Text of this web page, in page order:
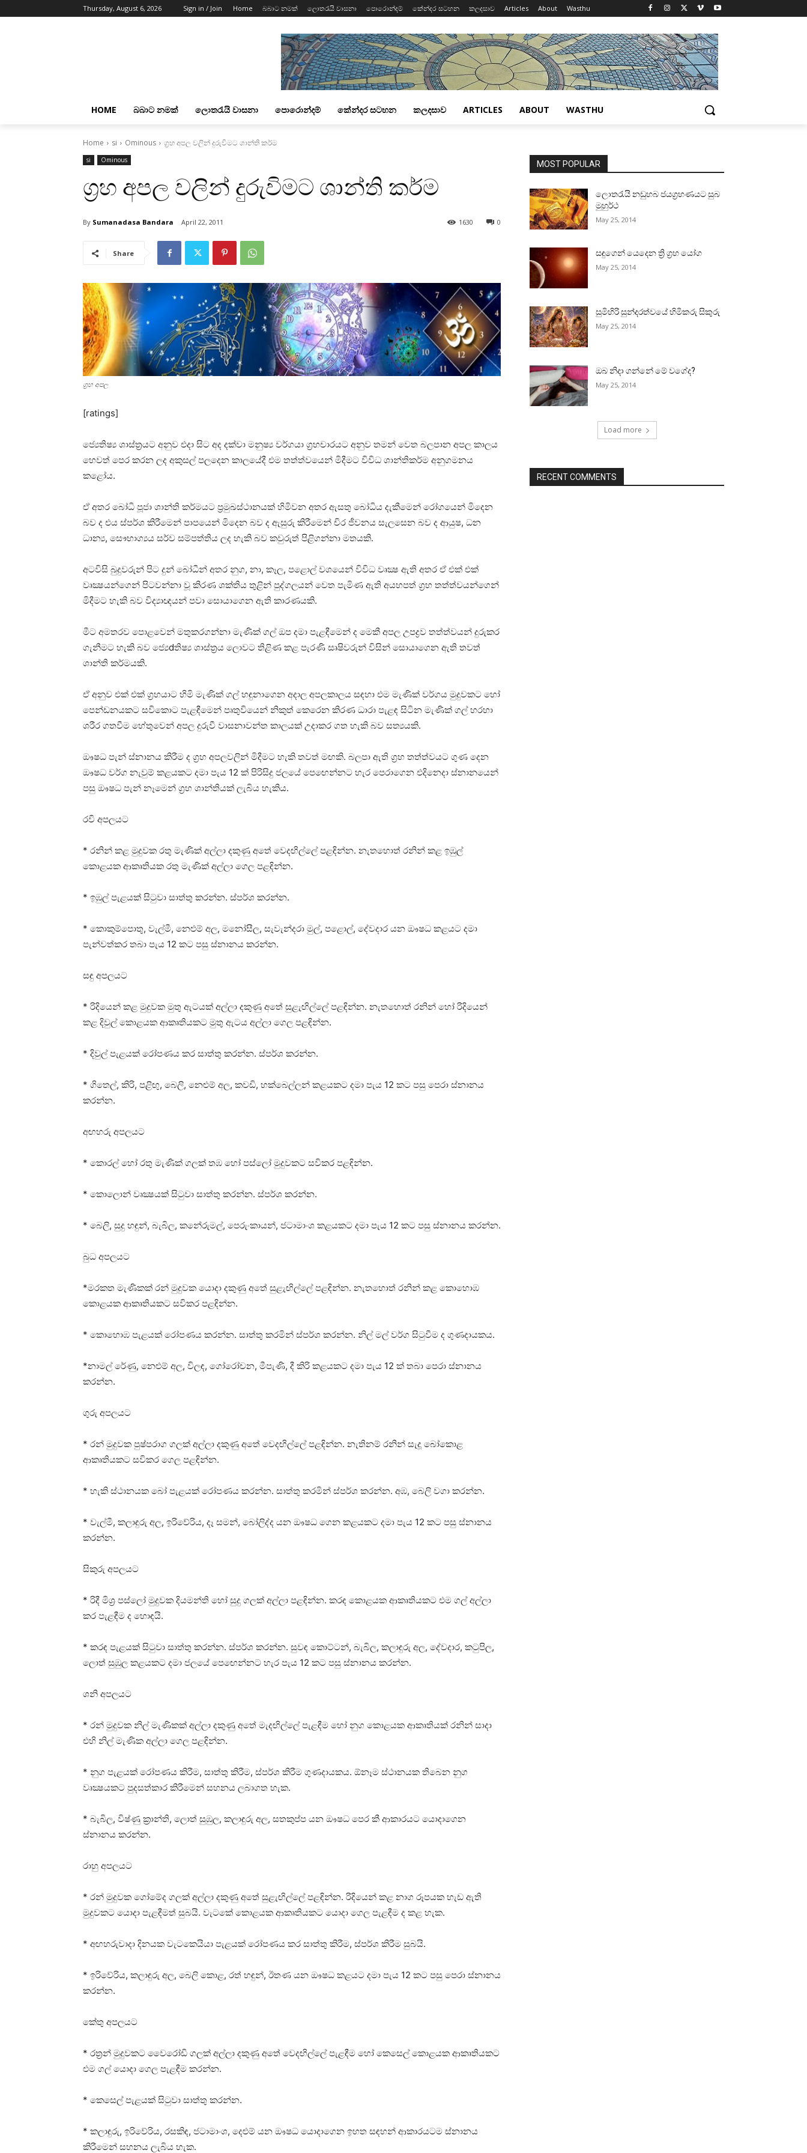
Thursday, August 6, 2026 Sign in / Join Home බබාට නමක් ලොතරැයි වාසනා පොරොන්දම් කේන්දර සටහන කලදසාව Articles About Wasthu
HOME බබාට නමක් ලොතරැයි වාසනා පොරොන්දම් කේන්දර සටහන කලදසාව ARTICLES ABOUT WASTHU
Home si Ominous ග්‍රහ අපල වලින් දුරුවිමට ශාන්ති කර්ම
si Ominous
ග්‍රහ අපල වලින් දුරුවිමට ශාන්ති කර්ම
By Sumanadasa Bandara April 22, 2011 0
1630
Share
ග්‍රහ අපල
[ratings]
ජ්‍යෙතිෂ්‍ය ශාස්‌ත්‍රයට අනුව එදා සිට අද දක්‌වා මනුෂ්‍ය වර්ගයා ග්‍රහචාරයට අනුව තමන් වෙත බලපාන අපල කාලය
හෙවත් පෙර කරන ලද අකුසල් පලදෙන කාලයේදී එම තත්ත්වයෙන් මිදීමට විවිධ ශාන්තිකර්ම අනුගමනය
කළෝය.
ඒ අතර බෝධි පූජා ශාන්ති කර්මයට ප්‍රමුඛස්‌ථානයක්‌ හිමිවන අතර ඇසතු බෝධිය දැකීමෙන් රෝගයෙන් මිදෙන
බව ද එය ස්‌පර්ශ කිරීමෙන් පාපයෙන් මිදෙන බව ද ඇසුරු කිරීමෙන් චිර ජීවනය සැලසෙන බව ද ආයුෂ, ධන
ධාන්‍ය, සෞභාග්‍යය සර්ව සම්පත්තිය ලද හැකි බව කවුරුත් පිළිගන්නා මතයකි.
අටවිසි බුදුවරුන් පිට දුන් බෝධීන් අතර නුග, නා, කෑල, පළොල් වශයෙන් විවිධ වෘක්‍ෂ ඇති අතර ඒ එක්‌ එක්‌
වෘක්‍ෂයන්ගෙන් පිටවන්නා වූ කිරණ ශක්‌තිය තුළින් පුද්ගලයන් වෙත පැමිණ ඇති අයහපත් ග්‍රහ තත්ත්වයන්ගෙන්
මිදීමට හැකි බව විද්‍යාඥයන් පවා සොයාගෙන ඇති කාරණයකි.
මීට අමතරව පොළවෙන් මතුකරගන්නා මැණික්‌ ගල් ඔප දමා පැළඳීමෙන් ද මෙකී අපල උපද්‍රව තත්ත්වයන් දුරුකර
ගැනීමට හැකි බව ජ්‍යෙdතිෂ්‍ය ශාස්‌ත්‍රය ලොවට තිළිණ කළ පැරණි සෘෂිවරුන් විසින් සොයාගෙන ඇති තවත්
ශාන්ති කර්මයකි.
ඒ අනුව එක්‌ එක්‌ ග්‍රහයාට හිමි මැණික්‌ ගල් හඳුනාගෙන අදාල අපලකාලය සඳහා එම මැණික්‌ වර්ගය මුදුවකට හෝ
පෙන්ඩනයකට සවිකොට පැළඳීමෙන් පෘතුවියෙන් නිකුත් කෙරෙන කිරණ ධාරා පැළඳ සිටින මැණික්‌ ගල් හරහා
ශරීර ගතවීම හේතුවෙන් අපල දුරුවී වාසනාවන්ත කාලයක්‌ උදාකර ගත හැකි බව සත්‍යයකි.
ඖෂධ පැන් ස්‌නානය කිරීම ද ග්‍රහ අපලවලින් මිදීමට හැකි තවත් මඟකි. බලපා ඇති ග්‍රහ තත්ත්වයට ගුණ දෙන
ඖෂධ වර්ග නැවුම් කළයකට දමා පැය 12 ක්‌ පිරිසිදු ජලයේ පෙඟෙන්නට හැර පෙරාගෙන එදිනෙදා ස්‌නානයෙන්
පසු ඖෂධ පැන් නෑමෙන් ග්‍රහ ශාන්තියක්‌ ලැබිය හැකිය.
රවි අපලයට
* රනින් කළ මුදුවක රතු මැණික්‌ අල්ලා දකුණු අතේ වෙදඟිල්ලේ පළඳින්න. නැතහොත් රනින් කළ ඉඹුල්
කොළයක ආකෘතියක රතු මැණික්‌ අල්ලා ගෙල පළඳින්න.
* ඉඹුල් පැළයක්‌ සිටුවා සාත්තු කරන්න. ස්‌පර්ශ කරන්න.
* කොකුම්පොතු, වැල්මී, නෙළුම් අල, මනෝසීල, සැවැන්දරා මුල්, පළොල්, දේවදාර යන ඖෂධ කළයට දමා
පැන්වත්කර තබා පැය 12 කට පසු ස්‌නානය කරන්න.
සඳු අපලයට
* රිදියෙන් කළ මුදුවක මුතු ඇටයක්‌ අල්ලා දකුණු අතේ සුළැඟිල්ලේ පළඳින්න. නැතහොත් රනින් හෝ රිදියෙන්
කළ දිවුල් කොළයක ආකෘතියකට මුතු ඇටය අල්ලා ගෙල පළඳින්න.
* දිවුල් පැළයක්‌ රෝපණය කර සාත්තු කරන්න. ස්‌පර්ශ කරන්න.
* ගිතෙල්, කිරි, පළිඟු, බෙලි, නෙළුම් අල, කවඩි, හක්‌බෙල්ලන් කළයකට දමා පැය 12 කට පසු පෙරා ස්‌නානය
කරන්න.
අඟහරු අපලයට
* කොරල් හෝ රතු මැණික්‌ ගලක්‌ තඹ හෝ පස්‌ලෝ මුදුවකට සවිකර පළඳින්න.
* කොලොන් වෘක්‍ෂයක්‌ සිටුවා සාත්තු කරන්න. ස්‌පර්ශ කරන්න.
* බෙලි, සුදු හඳුන්, බැබිල, කනේරුමල්, පෙරුංකායන්, ජටාමාංශ කළයකට දමා පැය 12 කට පසු ස්‌නානය කරන්න.
බුධ අපලයට
*මරකත මැණිකක්‌ රන් මුදුවක යොදා දකුණු අතේ සුළැඟිල්ලේ පළඳින්න. නැතහොත් රනින් කළ කොහොඹ
කොළයක ආකෘතියකට සවිකර පළඳින්න.
* කොහොඹ පැළයක්‌ රෝපණය කරන්න. සාත්තු කරමින් ස්‌පර්ශ කරන්න. නිල් මල් වර්ග සිටුවීම ද ගුණදායකය.
*නාමල් රේණු, නෙළුම් අල, විලඳ, ගෝරෝචන, මීපැණි, දී කිරි කළයකට දමා පැය 12 ක්‌ තබා පෙරා ස්‌නානය
කරන්න.
ගුරු අපලයට
* රන් මුදුවක පුෂ්පරාග ගලක්‌ අල්ලා දකුණු අතේ වෙදඟිල්ලේ පළඳින්න. නැතිනම් රනින් සැදූ බෝකොළ
ආකෘතියකට සවිකර ගෙල පළඳින්න.
* හැකි ස්‌ථානයක බෝ පැළයක්‌ රෝපණය කරන්න. සාත්තු කරමින් ස්‌පර්ශ කරන්න. අඹ, බෙලි වගා කරන්න.
* වැල්මී, කලාඳුරු අල, ඉරිවේරිය, දෑ සමන්, බෝලිද්ද යන ඖෂධ ගෙන කළයකට දමා පැය 12 කට පසු ස්‌නානය
කරන්න.
සිකුරු අපලයට
* රිදී මිශ්‍ර පස්‌ලෝ මුදුවක දියමන්ති හෝ සුදු ගලක්‌ අල්ලා පළඳින්න. කරඳ කොළයක ආකෘතියකට එම ගල් අල්ලා
කර පැළඳීම ද හොඳයි.
* කරඳ පැළයක්‌ සිටුවා සාත්තු කරන්න. ස්‌පර්ශ කරන්න. සුවඳ කොට්‌ටන්, බැබිල, කලාඳුරු අල, දේවදාර, කටුපිල,
ලොත් සුඹුල කළයකට දමා ජලයේ පෙඟෙන්නට හැර පැය 12 කට පසු ස්‌නානය කරන්න.
ශනි අපලයට
* රන් මුදුවක නිල් මැණිකක්‌ අල්ලා දකුණු අතේ මැදඟිල්ලේ පැළඳීම හෝ නුග කොළයක ආකෘතියක්‌ රනින් සාදා
එහි නිල් මැණික අල්ලා ගෙල පළඳින්න.
* නුග පැළයක්‌ රෝපණය කිරීම, සාත්තු කිරීම, ස්‌පර්ශ කිරීම ගුණදායකය. ඕනෑම ස්‌ථානයක තිබෙන නුග
වෘක්‍ෂයකට පුදසත්කාර කිරීමෙන් සහනය ලබාගත හැක.
* බැබිල, විෂ්ණු ක්‍රාන්ති, ලොත් සුඹුල, කලාඳුරු අල, සතකුප්ප යන ඖෂධ පෙර කී ආකාරයට යොදාගෙන
ස්‌නානය කරන්න.
රාහු අපලයට
* රන් මුදුවක ගෝමේද ගලක්‌ අල්ලා දකුණු අතේ සුළැඟිල්ලේ පළඳින්න. රිදියෙන් කළ නාග රූපයක හැඩ ඇති
මුදුවකට යොදා පැළඳීමත් සුබයි. වැටකේ කොළයක ආකෘතියකට යොදා ගෙල පැළඳීම ද කළ හැක.
* අඟහරුවාදා දිනයක වැටකෙයියා පැළයක්‌ රෝපණය කර සාත්තු කිරීම, ස්‌පර්ශ කිරීම සුබයි.
* ඉරිවේරිය, කලාඳුරු අල, බෙලි කොළ, රත් හඳුන්, ඊතණ යන ඖෂධ කළයට දමා පැය 12 කට පසු පෙරා ස්‌නානය
කරන්න.
කේතු අපලයට
* රත්‍රන් මුදුවකට වෛරෝඩි ගලක්‌ අල්ලා දකුණු අතේ වෙදඟිල්ලේ පැළඳීම හෝ කෙසෙල් කොළයක ආකෘතියකට
එම ගල් යොදා ගෙල පැළඳීම කරන්න.
* කෙසෙල් පැළයක්‌ සිටුවා සාත්තු කරන්න.
* කලාඳුරු, ඉරිවේරිය, රසකිඳ, ජටාමාංශ, දෙළුම් යන ඖෂධ යොදාගෙන ඉහත සඳහන් ආකාරයටම ස්‌නානය
කිරීමෙන් සහනය ලැබිය හැක.
MOST POPULAR
ලොතරැයි නඩුහබ ජයග්‍රහණයට සුබ
මුහුර්ථ
May 25, 2014
සඳුගෙන් යෙදෙන ත්‍රි ග්‍රහ යෝග
May 25, 2014
සුමිහිරි සුන්දරත්වයේ හිමිකරු සිකුරු
May 25, 2014
ඔබ නිදා ගන්නේ මේ වගේද?
May 25, 2014
Load more
RECENT COMMENTS